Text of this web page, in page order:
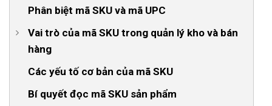
Phân biệt mã SKU và mã UPC
Vai trò của mã SKU trong quản lý kho và bán
hàng
1. Giúp theo dõi và quản lý hàng tồn kho chặt chẽ
2. Giảm thiểu sai sót trong quá trình quản lý kho và
Các yếu tố cơ bản của mã SKU
Bí quyết đọc mã SKU sản phẩm